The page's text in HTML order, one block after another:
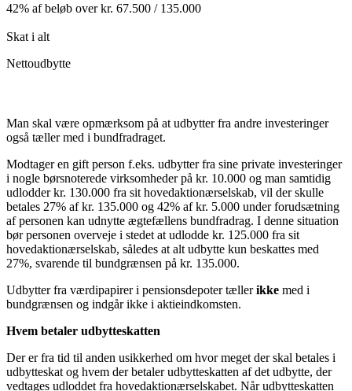
42% af beløb over kr. 67.500 / 135.000
Skat i alt
Nettoudbytte
Man skal være opmærksom på at udbytter fra andre investeringer
også tæller med i bundfradraget.
Modtager en gift person f.eks. udbytter fra sine private investeringer
i nogle børsnoterede virksomheder på kr. 10.000 og man samtidig
udlodder kr. 130.000 fra sit hovedaktionærselskab, vil der skulle
betales 27% af kr. 135.000 og 42% af kr. 5.000 under forudsætning
af personen kan udnytte ægtefællens bundfradrag. I denne situation
bør personen overveje i stedet at udlodde kr. 125.000 fra sit
hovedaktionærselskab, således at alt udbytte kun beskattes med
27%, svarende til bundgrænsen på kr. 135.000.
Udbytter fra værdipapirer i pensionsdepoter tællerikke med i
bundgrænsen og indgår ikke i aktieindkomsten.
Hvem betaler udbytteskatten
Der er fra tid til anden usikkerhed om hvor meget der skal betales i
udbytteskat og hvem der betaler udbytteskatten af det udbytte, der
vedtages udloddet fra hovedaktionærselskabet. Når udbytteskatten